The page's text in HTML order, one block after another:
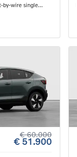
by-wire single
€ 60.000
€ 51.900